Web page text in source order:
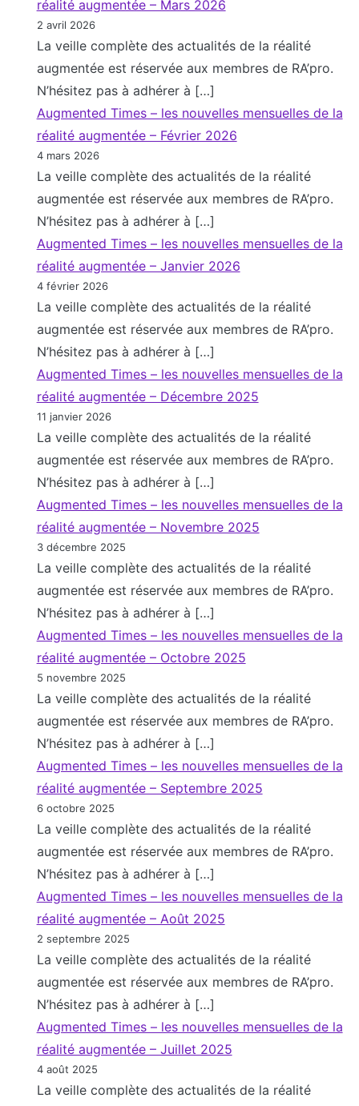
réalité augmentée – Mars 2026
2 avril 2026
La veille complète des actualités de la réalité
augmentée est réservée aux membres de RA’pro.
N’hésitez pas à adhérer à […]
Augmented Times – les nouvelles mensuelles de la
réalité augmentée – Février 2026
4 mars 2026
La veille complète des actualités de la réalité
augmentée est réservée aux membres de RA’pro.
N’hésitez pas à adhérer à […]
Augmented Times – les nouvelles mensuelles de la
réalité augmentée – Janvier 2026
4 février 2026
La veille complète des actualités de la réalité
augmentée est réservée aux membres de RA’pro.
N’hésitez pas à adhérer à […]
Augmented Times – les nouvelles mensuelles de la
réalité augmentée – Décembre 2025
11 janvier 2026
La veille complète des actualités de la réalité
augmentée est réservée aux membres de RA’pro.
N’hésitez pas à adhérer à […]
Augmented Times – les nouvelles mensuelles de la
réalité augmentée – Novembre 2025
3 décembre 2025
La veille complète des actualités de la réalité
augmentée est réservée aux membres de RA’pro.
N’hésitez pas à adhérer à […]
Augmented Times – les nouvelles mensuelles de la
réalité augmentée – Octobre 2025
5 novembre 2025
La veille complète des actualités de la réalité
augmentée est réservée aux membres de RA’pro.
N’hésitez pas à adhérer à […]
Augmented Times – les nouvelles mensuelles de la
réalité augmentée – Septembre 2025
6 octobre 2025
La veille complète des actualités de la réalité
augmentée est réservée aux membres de RA’pro.
N’hésitez pas à adhérer à […]
Augmented Times – les nouvelles mensuelles de la
réalité augmentée – Août 2025
2 septembre 2025
La veille complète des actualités de la réalité
augmentée est réservée aux membres de RA’pro.
N’hésitez pas à adhérer à […]
Augmented Times – les nouvelles mensuelles de la
réalité augmentée – Juillet 2025
4 août 2025
La veille complète des actualités de la réalité